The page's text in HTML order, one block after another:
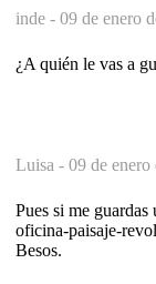
inde - 09 de enero
¿A quién le vas a
Luisa - 09 de
Pues si me
oficina-paisaje-
Besos.